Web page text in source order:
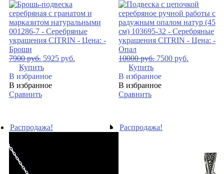
7900руб. 5925 руб.
Купить
В избранное
В избранное
Сравнить
10000руб. 7500руб.
Купить
В избранное
В избранное
Сравнить
Распродажа! Распродажа!